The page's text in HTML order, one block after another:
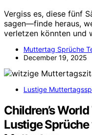
Vergiss es, diese fünf
sagen—finde heraus,
verletzen könnten und
Muttertag Sprüche
December 19, 2025
Lustige
Children’s
Lustige